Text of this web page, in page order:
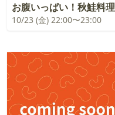
お腹いっぱい！秋鮭料理
10/23 (金) 22:00〜23:00